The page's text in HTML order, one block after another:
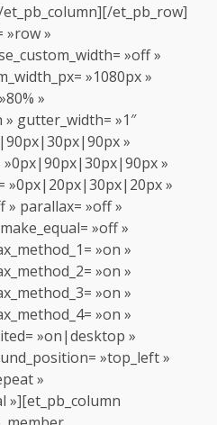
et_pb_row]
»row »
»off »
»1080px »
»
gutter_width= »1″
»
»0px|90px|30px|90px »
»0px|20px|30px|20px »
» parallax= »off »
»off »
»on »
»on »
»on »
»on »
»on|desktop »
»top_left »
»
»][et_pb_column